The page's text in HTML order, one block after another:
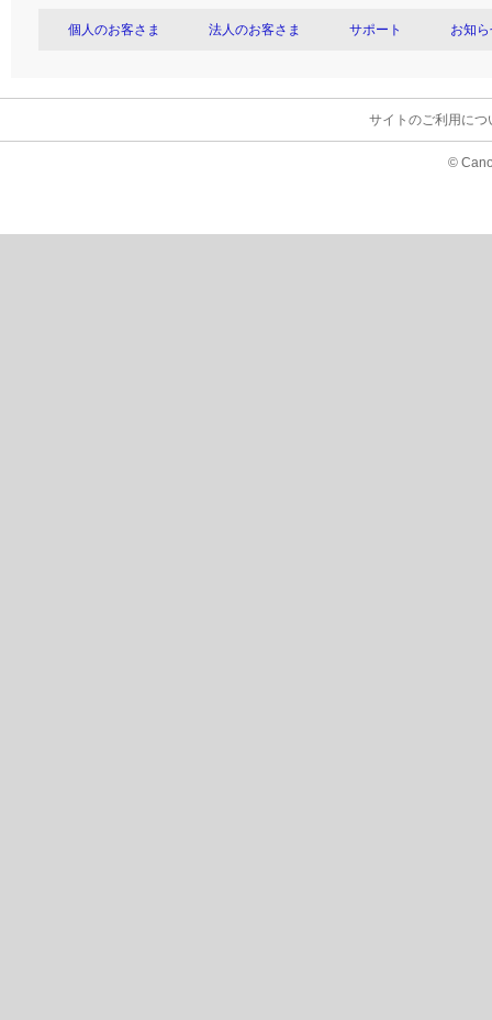
個人のお客さま 法人のお客さま サポート お知
サイトのご利用につ
©